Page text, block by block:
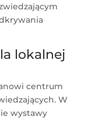
lokalnej
centrum
W
wystawy